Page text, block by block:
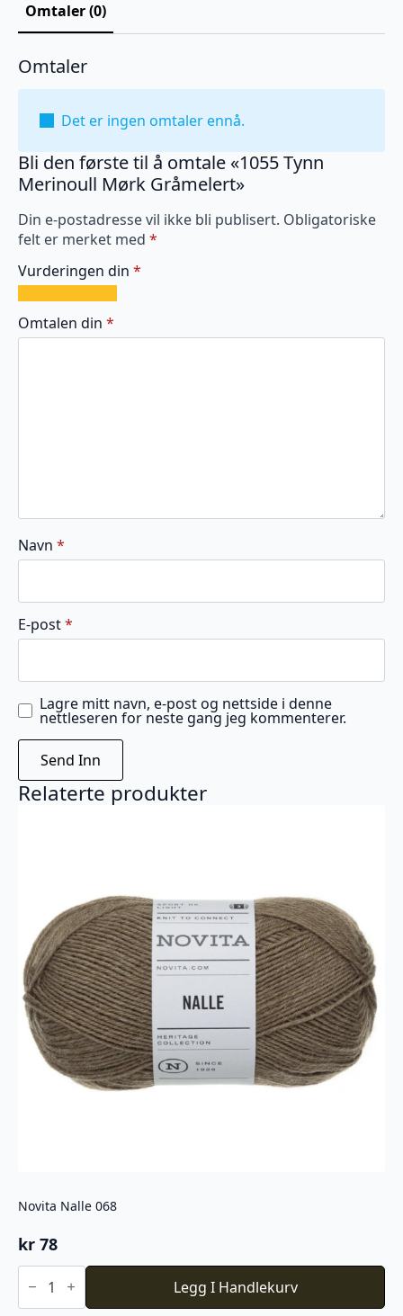
Omtaler (0)
Omtaler
Det er ingen omtaler ennå.
Bli den første til å omtale «1055 Tynn
Merinoull Mørk Gråmelert»
Din e-postadresse vil ikke bli publisert. Obligatoriske
felt er merket med *
Vurderingen din *
av
5
av
5
av
5
av
5
av
5
Omtalen din *
Navn *
E-post*
Lagre mitt navn, e-post og nettside i denne
nettleseren for neste gang jeg kommenterer.
Relaterte produkter
Novita Nalle 068
kr 78
Novita
Nalle Legg I Handlekurv